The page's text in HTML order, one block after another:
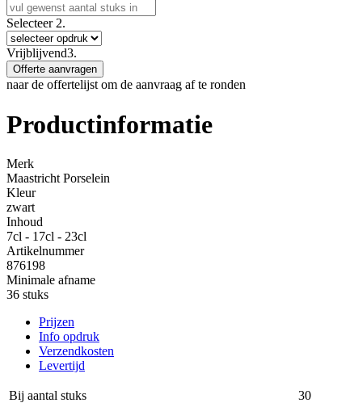
Selecteer 2.
Vrijblijvend3.
Offerte aanvragen
naar de offertelijst om de aanvraag af te ronden
Productinformatie
Merk
Maastricht Porselein
Kleur
zwart
Inhoud
7cl - 17cl - 23cl
Artikelnummer
876198
Minimale afname
36 stuks
Prijzen
Info opdruk
Verzendkosten
Levertijd
Bij aantal stuks 30